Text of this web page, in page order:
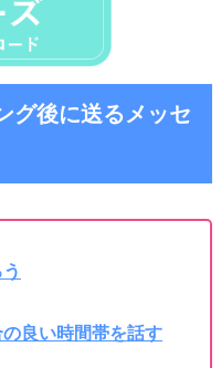
グ後に送るメッセ
良い時間帯を話す